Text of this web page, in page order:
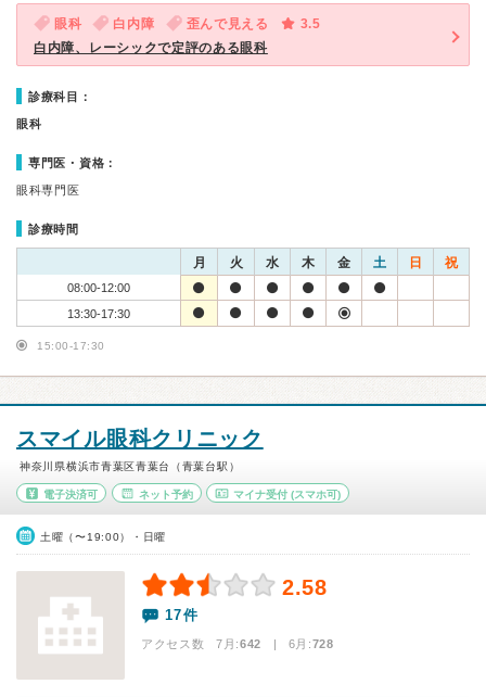
眼科 白内障 歪んで見える
3.5
白内障、レーシックで定評のある眼科
診療科目：
眼科
専門医・資格：
眼科専門医
診療時間
月 火 水 木 金 土 日 祝
08:00-12:00
13:30-17:30
15:00-17:30
スマイル眼科クリニック
神奈川県横浜市青葉区青葉台（青葉台駅）
電子決済可 ネット予約 マイナ受付 (スマホ可)
土曜（〜19:00）・日曜
2.58
17件
アクセス数 7月:642 | 6月:728